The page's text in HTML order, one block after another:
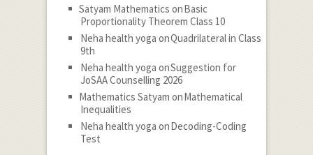
Satyam Mathematics onBasic
Proportionality Theorem Class 10
Neha health yoga onQuadrilateral in Class
9th
Neha health yoga onSuggestion for
JoSAA Counselling 2026
Mathematics Satyam onMathematical
Inequalities
Neha health yoga onDecoding-Coding
Test